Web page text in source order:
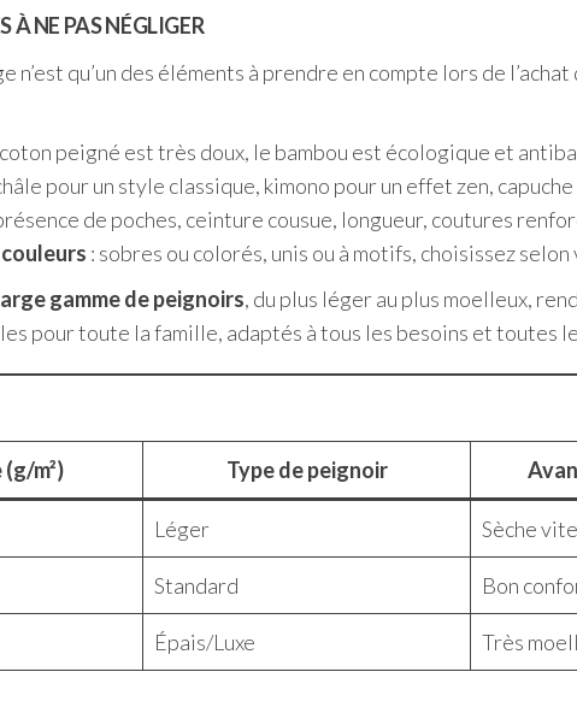
À NE PAS NÉGLIGER
n’est qu’un des éléments à prendre en compte lors de
peigné est très doux, le bambou est écologique et
pour un style classique, kimono pour un effet zen,
de poches, ceinture cousue, longueur, coutures
: sobres ou colorés, unis ou à motifs, choisissez selon
gamme de peignoirs, du plus léger au plus moelleux,
pour toute la famille, adaptés à tous les besoins et toutes
m²) Type de peignoir
Léger Sèche
Standard Bon
Épais/Luxe Très